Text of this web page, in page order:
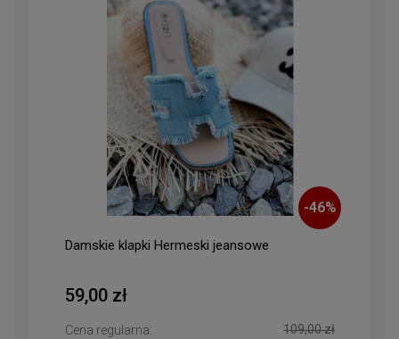
-46%
Damskie klapki Hermeski jeansowe
59,00 zł
Cena regularna:
109,00 zł